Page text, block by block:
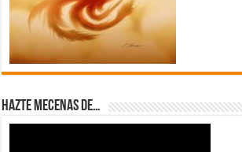
Hazte Mecenas de…